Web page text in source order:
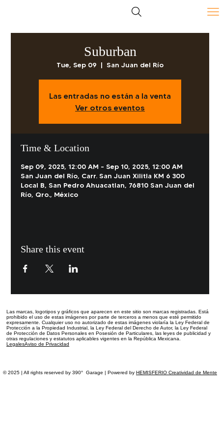
Suburban
Tue, Sep 09
  |
San Juan del Río
Las entradas no están a la venta
Ver otros eventos
Time & Location
Sep 09, 2025, 12:00 AM – Sep 10, 2025, 12:00 AM
San Juan del Río, Carr. San Juan Xilitla KM 6 300
Local B, San Pedro Ahuacatlan, 76810 San Juan del
Río, Qro., México
Share this event
Las marcas, logotipos y gráficos que aparecen en este sitioson marcas registradas. Está
prohibido el uso de estas imágenes por parte de terceros a menos que esté permitido
expresamente. Cualquier uso no autorizado de estas imágenes violaría la Ley Federal de
Protección a la Propiedad Industrial, la Ley Federal del Derecho de Autor, la Ley Federal
de Protección de Datos Personales en Posesión de Particulares, las leyes de publicidad y
otras regulaciones y estatutos aplicables vigentes en la República Mexicana.
LegalesAviso de Privacidad
© 2025 | All rights reserved by 390° Garage | Powered by HEMISFERIO Creatividad de Mente